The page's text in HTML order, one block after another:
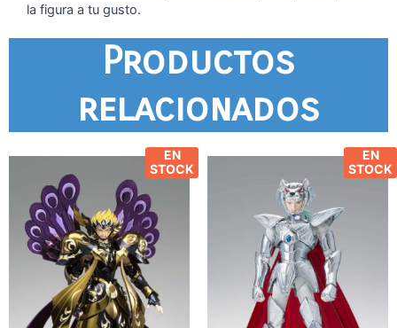
la figura a tu gusto.
Productos
relacionados
EN
STOCK
EN
STOCK